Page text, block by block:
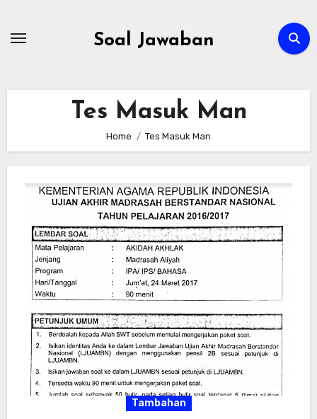
Soal Jawaban
Tes Masuk Man
Home Tes Masuk Man
Tambahan